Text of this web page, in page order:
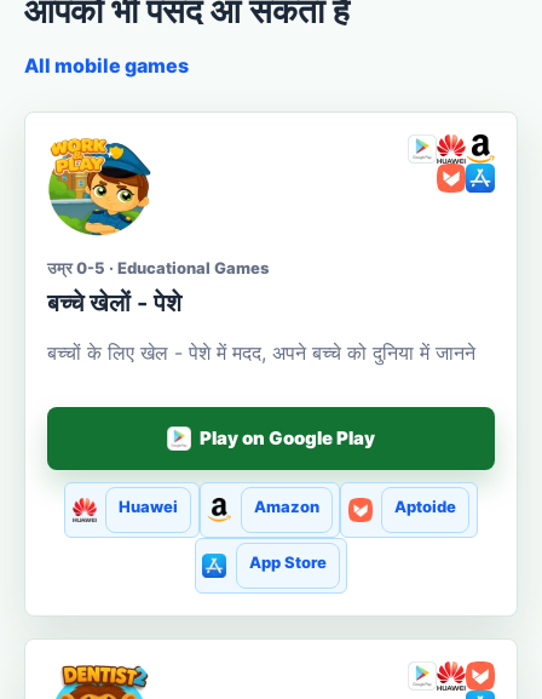
आपको भी पसंद आ सकता है
All mobile games
उम्र 0-5 · Educational Games
बच्चे खेलों - पेशे
बच्चों के लिए खेल - पेशे में मदद, अपने बच्चे को दुनिया में जानने
Play on Google Play
Huawei Amazon Aptoide
App Store